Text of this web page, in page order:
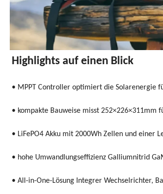
Highlights auf einen Blick
• MPPT Controller optimiert die Solarenergie
• kompakte Bauweise misst
• LiFePO4 Akku mit 2000Wh Zellen und einer
• hohe Umwandlungseffizienz Galliumnitrid
• All-in-One-Lösung Integrer Wechselrichter,